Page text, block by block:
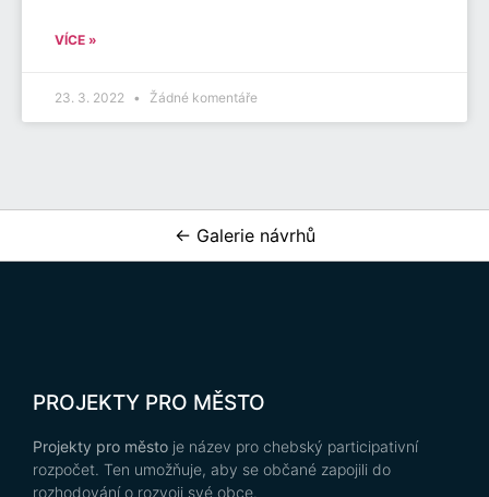
VÍCE »
23. 3. 2022 Žádné komentáře
← Galerie návrhů
PROJEKTY PRO MĚSTO
Projekty pro město je název pro chebský participativní
rozpočet. Ten umožňuje, aby se občané zapojili do
rozhodování o rozvoji své obce.